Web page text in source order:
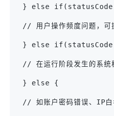
} else if(statusCode
// 用户操作频度问题，
} else if(statusCode
// 在运行阶段发生的系统
} else {
// 如账户密码错误、IP白